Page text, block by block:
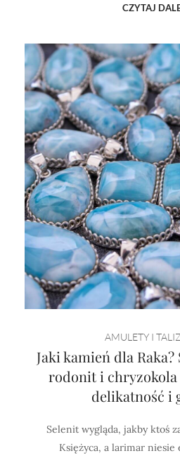
CZYTAJ
AMULETY I
Jaki kamień dla
rodonit i chryzokola
delikatność i
Selenit wygląda, jakby ktoś
Księżyca, a larimar